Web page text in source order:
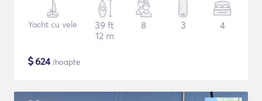
Yacht cu vele
39 ft
12 m
8 3 4
$624/noapte